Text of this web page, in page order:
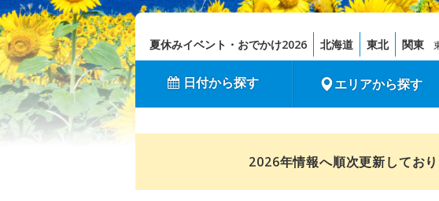
夏休みイベント・おでかけ2026 北海道 東北 関東
日付から探す エリアから探す
2026年情報へ順次更新してお